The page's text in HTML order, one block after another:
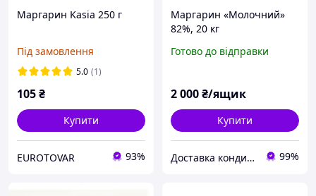
Маргарин Kasia 250 г
Під замовлення
5.0 (1)
105₴
Купити
EUROTOVAR 93%
Маргарин «Молочний»
82%, 20 кг
Готово до відправки
2 000₴/ящик
Купити
Доставка кондитерської сировини 99%